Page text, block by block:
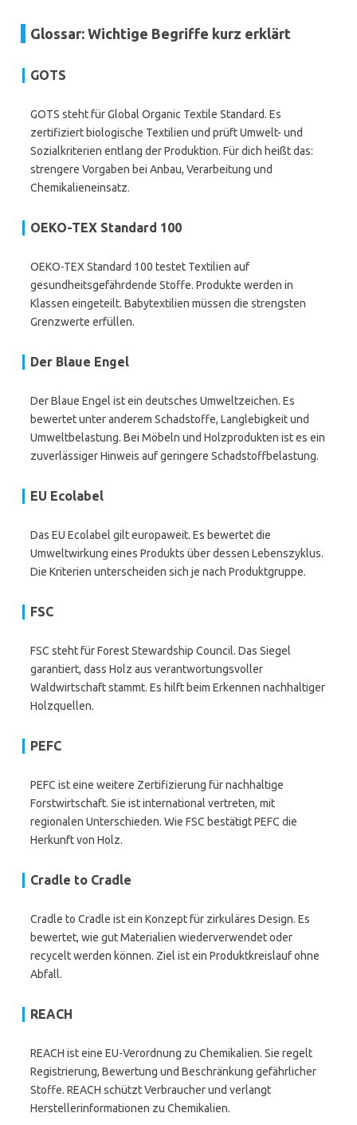
Glossar: Wichtige Begriffe kurz erklärt
GOTS
GOTS steht für Global Organic Textile Standard. Es
zertifiziert biologische Textilien und prüft Umwelt- und
Sozialkriterien entlang der Produktion. Für dich heißt das:
strengere Vorgaben bei Anbau, Verarbeitung und
Chemikalieneinsatz.
OEKO-TEX Standard 100
OEKO-TEX Standard 100 testet Textilien auf
gesundheitsgefährdende Stoffe. Produkte werden in
Klassen eingeteilt. Babytextilien müssen die strengsten
Grenzwerte erfüllen.
Der Blaue Engel
Der Blaue Engel ist ein deutsches Umweltzeichen. Es
bewertet unter anderem Schadstoffe, Langlebigkeit und
Umweltbelastung. Bei Möbeln und Holzprodukten ist es ein
zuverlässiger Hinweis auf geringere Schadstoffbelastung.
EU Ecolabel
Das EU Ecolabel gilt europaweit. Es bewertet die
Umweltwirkung eines Produkts über dessen Lebenszyklus.
Die Kriterien unterscheiden sich je nach Produktgruppe.
FSC
FSC steht für Forest Stewardship Council. Das Siegel
garantiert, dass Holz aus verantwortungsvoller
Waldwirtschaft stammt. Es hilft beim Erkennen nachhaltiger
Holzquellen.
PEFC
PEFC ist eine weitere Zertifizierung für nachhaltige
Forstwirtschaft. Sie ist international vertreten, mit
regionalen Unterschieden. Wie FSC bestätigt PEFC die
Herkunft von Holz.
Cradle to Cradle
Cradle to Cradle ist ein Konzept für zirkuläres Design. Es
bewertet, wie gut Materialien wiederverwendet oder
recycelt werden können. Ziel ist ein Produktkreislauf ohne
Abfall.
REACH
REACH ist eine EU-Verordnung zu Chemikalien. Sie regelt
Registrierung, Bewertung und Beschränkung gefährlicher
Stoffe. REACH schützt Verbraucher und verlangt
Herstellerinformationen zu Chemikalien.